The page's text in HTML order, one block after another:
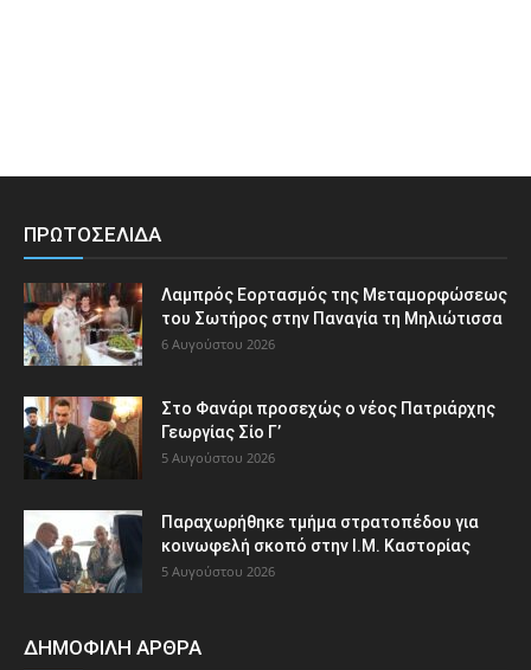
ΠΡΩΤΟΣΕΛΙΔΑ
Λαμπρός Εορτασμός της Μεταμορφώσεως
του Σωτήρος στην Παναγία τη Μηλιώτισσα
6 Αυγούστου 2026
Στο Φανάρι προσεχώς ο νέος Πατριάρχης
Γεωργίας Σίο Γ’
5 Αυγούστου 2026
Παραχωρήθηκε τμήμα στρατοπέδου για
κοινωφελή σκοπό στην Ι.Μ. Καστορίας
5 Αυγούστου 2026
ΔΗΜΟΦΙΛΗ ΑΡΘΡΑ